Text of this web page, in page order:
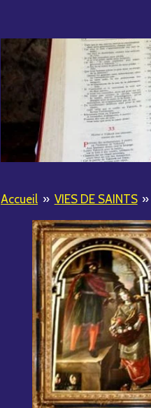
Accueil » VIES DE SAINTS »